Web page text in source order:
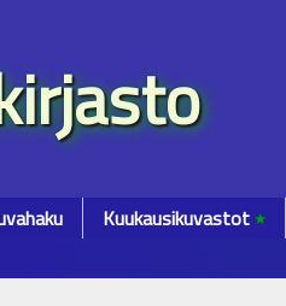
Kuukausikuvastot٭